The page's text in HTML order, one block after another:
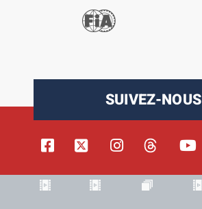
SUIVEZ-NOUS